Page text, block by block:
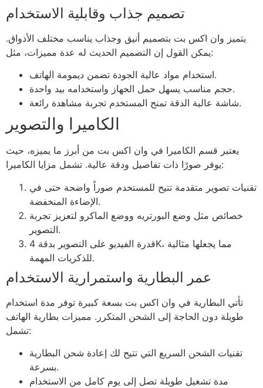
تصميم جذاب وقابلية الاستخدام
يتميز وان اكس بت بتصميم أنيق وجذاب يناسب مختلف الأذواق.
يمكن القول إن التصميم الحديث له عدة مميزات، مثل:
استخدام مواد عالية الجودة تضمن ديمومة الهاتف.
حجم مناسب يسهل حمل الجهاز واستخدامه بيد واحدة.
شاشة عالية الدقة تمنح المستخدم تجربة مشاهدة رائعة.
الكاميرا والتصوير
يعتبر قسم الكاميرا في وان اكس بت من أبرز ما يميزه، حيث
يوفر صورًا ذات تفاصيل ودقة عالية. تشمل مزايا الكاميرا:
تقنيات تصوير متقدمة تتيح للمستخدم صوراً واضحة حتى في
الإضاءة المنخفضة.
خصائص مثل وضع البورتريه ووضع الماكرو لتعزيز تجربة
التصوير.
قدرة الفيديو على التصوير بدقة 4K، مما يجعلها مثالية
للذكريات المهمة.
عمر البطارية واستمرارية الاستخدام
تأتي البطارية في وان اكس بت بسعة كبيرة توفر مدة استخدام
طويلة دون الحاجة إلى الشحن المتكرر. مميزات بطارية الهاتف
تشمل:
تقنيات الشحن السريع التي تتيح لك إعادة شحن البطارية
بسرعة.
مدة تشغيل طويلة تصل إلى يوم كامل من الاستخدام